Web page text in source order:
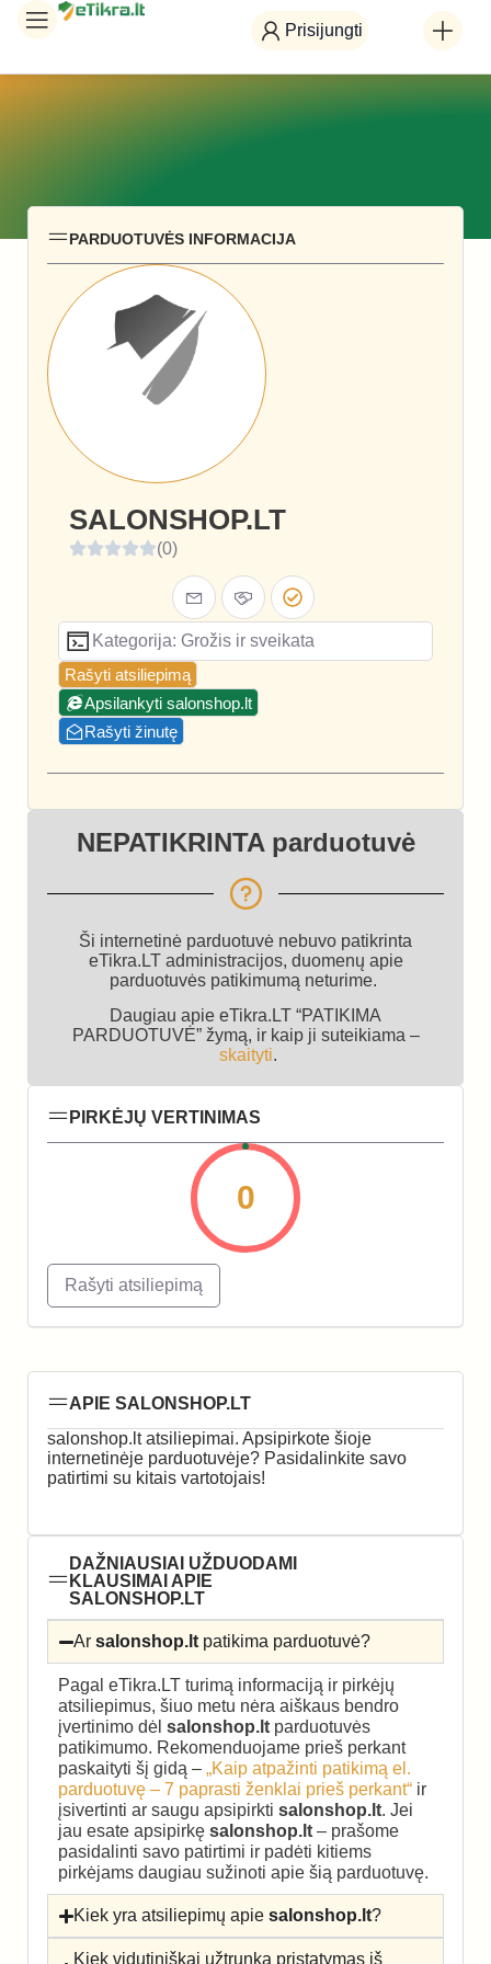
Prisijungti
PARDUOTUVĖS INFORMACIJA
SALONSHOP.LT
(0)
Kategorija: Grožis ir sveikata
Rašyti atsiliepimą
Apsilankyti salonshop.lt
Rašyti žinutę
NEPATIKRINTA parduotuvė
Ši internetinė parduotuvė nebuvo patikrinta
eTikra.LT administracijos, duomenų apie
parduotuvės patikimumą neturime.
Daugiau apie eTikra.LT “PATIKIMA
PARDUOTUVĖ” žymą, ir kaip ji suteikiama –
skaityti.
PIRKĖJŲ VERTINIMAS
0
Rašyti atsiliepimą
APIE SALONSHOP.LT
salonshop.lt atsiliepimai. Apsipirkote šioje
internetinėje parduotuvėje? Pasidalinkite savo
patirtimi su kitais vartotojais!
DAŽNIAUSIAI UŽDUODAMI
KLAUSIMAI APIE
SALONSHOP.LT
Arsalonshop.lt patikima parduotuvė?
Pagal eTikra.LT turimą informaciją ir pirkėjų
atsiliepimus, šiuo metu nėra aiškaus bendro
įvertinimo dėl salonshop.lt parduotuvės
patikimumo. Rekomenduojame prieš perkant
paskaityti šį gidą – „Kaip atpažinti patikimą el.
parduotuvę – 7 paprasti ženklai prieš perkant“ ir
įsivertinti ar saugu apsipirkti salonshop.lt. Jei
jau esate apsipirkę salonshop.lt – prašome
pasidalinti savo patirtimi ir padėti kitiems
pirkėjams daugiau sužinoti apie šią parduotuvę.
Kiek yra atsiliepimų apiesalonshop.lt?
Kiek vidutiniškai užtrunka pristatymas iš